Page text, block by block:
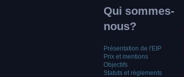
Qui sommes-
nous?
Présentation de l'EIP
Prix et mentions
Objectifs
Statuts et règlements